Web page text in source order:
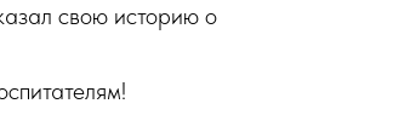
свою историю о